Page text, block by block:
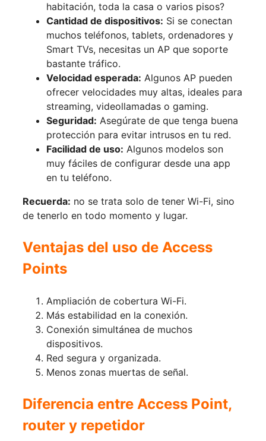
habitación, toda la casa o varios pisos?
Cantidad de dispositivos: Si se conectan
muchos teléfonos, tablets, ordenadores y
Smart TVs, necesitas un AP que soporte
bastante tráfico.
Velocidad esperada: Algunos AP pueden
ofrecer velocidades muy altas, ideales para
streaming, videollamadas o gaming.
Seguridad: Asegúrate de que tenga buena
protección para evitar intrusos en tu red.
Facilidad de uso: Algunos modelos son
muy fáciles de configurar desde una app
en tu teléfono.
Recuerda: no se trata solo de tener Wi-Fi, sino
de tenerlo en todo momento y lugar.
Ventajas del uso de Access
Points
Ampliación de cobertura Wi-Fi.
Más estabilidad en la conexión.
Conexión simultánea de muchos
dispositivos.
Red segura y organizada.
Menos zonas muertas de señal.
Diferencia entre Access Point,
router y repetidor